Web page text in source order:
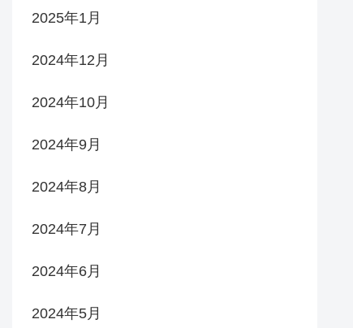
2025年1月
2024年12月
2024年10月
2024年9月
2024年8月
2024年7月
2024年6月
2024年5月